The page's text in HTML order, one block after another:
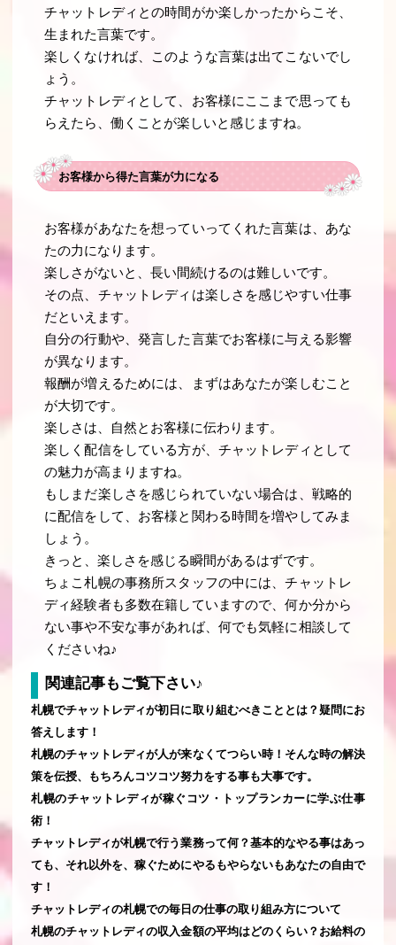
チャットレディとの時間がか楽しかったからこそ、
生まれた言葉です。
楽しくなければ、このような言葉は出てこないでし
ょう。
チャットレディとして、お客様にここまで思っても
らえたら、働くことが楽しいと感じますね。
お客様から得た言葉が力になる
お客様があなたを想っていってくれた言葉は、あな
たの力になります。
楽しさがないと、長い間続けるのは難しいです。
その点、チャットレディは楽しさを感じやすい仕事
だといえます。
自分の行動や、発言した言葉でお客様に与える影響
が異なります。
報酬が増えるためには、まずはあなたが楽しむこと
が大切です。
楽しさは、自然とお客様に伝わります。
楽しく配信をしている方が、チャットレディとして
の魅力が高まりますね。
もしまだ楽しさを感じられていない場合は、戦略的
に配信をして、お客様と関わる時間を増やしてみま
しょう。
きっと、楽しさを感じる瞬間があるはずです。
ちょこ札幌の事務所スタッフの中には、チャットレ
ディ経験者も多数在籍していますので、何か分から
ない事や不安な事があれば、何でも気軽に相談して
くださいね♪
関連記事もご覧下さい♪
札幌でチャットレディが初日に取り組むべきこととは？疑問にお
答えします！
札幌のチャットレディが人が来なくてつらい時！そんな時の解決
策を伝授、もちろんコツコツ努力をする事も大事です。
札幌のチャットレディが稼ぐコツ・トップランカーに学ぶ仕事
術！
チャットレディが札幌で行う業務って何？基本的なやる事はあっ
ても、それ以外を、稼ぐためにやるもやらないもあなたの自由で
す！
チャットレディの札幌での毎日の仕事の取り組み方について
札幌のチャットレディの収入金額の平均はどのくらい？お給料の